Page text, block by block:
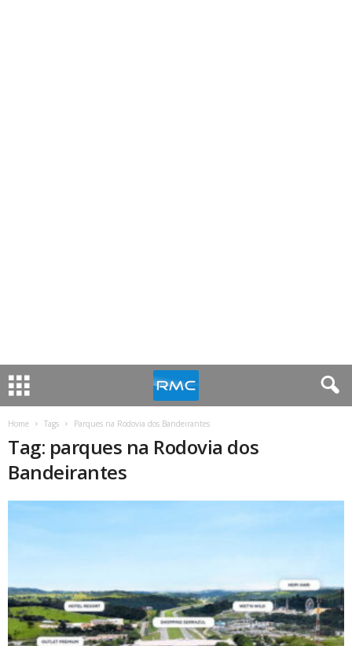
Home Tags Parques na Rodovia dos Bandeirantes
Tag: parques na Rodovia dos
Bandeirantes